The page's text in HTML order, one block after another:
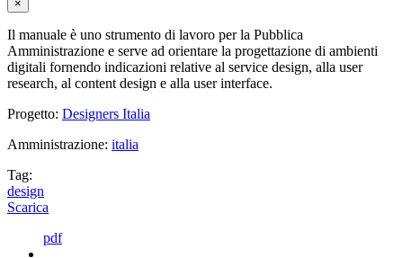
×
Il manuale è uno strumento di lavoro per la Pubblica
Amministrazione e serve ad orientare la progettazione di ambienti
digitali fornendo indicazioni relative al service design, alla user
research, al content design e alla user interface.
Progetto: Designers Italia
Amministrazione: italia
Tag:
design
Scarica
pdf